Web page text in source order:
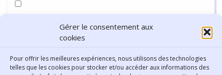
Gérer le consentement aux
cookies
Pour offrir les meilleures expériences, nous utilisons des technologies
telles que les cookies pour stocker et/ou accéder aux informations des
navigateur pour mon prochain commentaire.